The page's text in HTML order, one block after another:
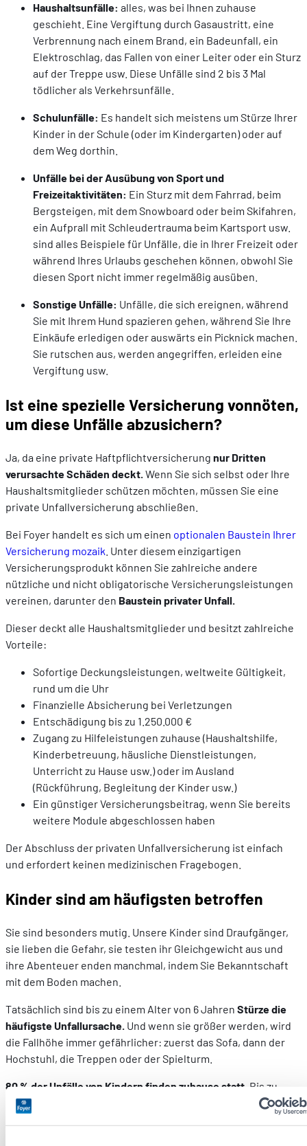
Haushaltsunfälle: alles, was bei Ihnen zuhause
geschieht. Eine Vergiftung durch Gasaustritt, eine
Verbrennung nach einem Brand, ein Badeunfall, ein
Elektroschlag, das Fallen von einer Leiter oder ein Sturz
auf der Treppe usw. Diese Unfälle sind 2 bis 3 Mal
tödlicher als Verkehrsunfälle.
Schulunfälle: Es handelt sich meistens um Stürze Ihrer
Kinder in der Schule (oder im Kindergarten) oder auf
dem Weg dorthin.
Unfälle bei der Ausübung von Sport und
Freizeitaktivitäten: Ein Sturz mit dem Fahrrad, beim
Bergsteigen, mit dem Snowboard oder beim Skifahren,
ein Aufprall mit Schleudertrauma beim Kartsport usw.
sind alles Beispiele für Unfälle, die in Ihrer Freizeit oder
während Ihres Urlaubs geschehen können, obwohl Sie
diesen Sport nicht immer regelmäßig ausüben.
Sonstige Unfälle: Unfälle, die sich ereignen, während
Sie mit Ihrem Hund spazieren gehen, während Sie Ihre
Einkäufe erledigen oder auswärts ein Picknick machen.
Sie rutschen aus, werden angegriffen, erleiden eine
Vergiftung usw.
Ist eine spezielle Versicherung vonnöten,
um diese Unfälle abzusichern?
Ja, da eine private Haftpflichtversicherung nur Dritten
verursachte Schäden deckt.Wenn Sie sich selbst oder Ihre
Haushaltsmitglieder schützen möchten, müssen Sie eine
private Unfallversicherung abschließen.
Bei Foyer handelt es sich um einen optionalen Baustein Ihrer
Versicherung mozaik . Unter diesem einzigartigen
Versicherungsprodukt können Sie zahlreiche andere
nützliche und nicht obligatorische Versicherungsleistungen
vereinen, darunter den Baustein privater Unfall.
Dieser deckt alle Haushaltsmitglieder und besitzt zahlreiche
Vorteile:
Sofortige Deckungsleistungen, weltweite Gültigkeit,
rund um die Uhr
Finanzielle Absicherung bei Verletzungen
Entschädigung bis zu 1.250.000 €
Zugang zu Hilfeleistungen zuhause (Haushaltshilfe,
Kinderbetreuung, häusliche Dienstleistungen,
Unterricht zu Hause usw.) oder im Ausland
(Rückführung, Begleitung der Kinder usw.)
Ein günstiger Versicherungsbeitrag, wenn Sie bereits
weitere Module abgeschlossen haben
Der Abschluss der privaten Unfallversicherung ist einfach
und erfordert keinen medizinischen Fragebogen.
Kinder sind am häufigsten betroffen
Sie sind besonders mutig. Unsere Kinder sind Draufgänger,
sie lieben die Gefahr, sie testen ihr Gleichgewicht aus und
ihre Abenteuer enden manchmal, indem Sie Bekanntschaft
mit dem Boden machen.
Tatsächlich sind bis zu einem Alter von 6 Jahren Stürze die
häufigste Unfallursache. Und wenn sie größer werden, wird
die Fallhöhe immer gefährlicher: zuerst das Sofa, dann der
Hochstuhl, die Treppen oder der Spielturm.
80 % der Unfälle von Kindern finden zuhause statt. Bis zu
einem Jahr geschehen sie im Wesentlichen in der Küche, im
Schlafzimmer und im Badezimmer. Von 1 bis 4 Jahren werden